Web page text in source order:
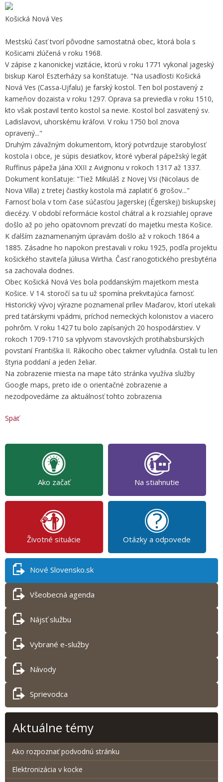
Košická Nová Ves
Mestskú časť tvorí pôvodne samostatná obec, ktorá bola s
Košicami zlúčená v roku 1968.
V zápise z kanonickej vizitácie, ktorú v roku 1771 vykonal jageský
biskup Karol Eszterházy sa konštatuje. "Na usadlosti Košická
Nová Ves (Cassa-Ujfalu) je farský kostol. Ten bol postavený z
kameňov dozaista v roku 1297. Oprava sa previedla v roku 1510,
kto však postavil tento kostol sa nevie. Kostol bol zasvätený sv.
Ladislavovi, uhorskému kráľovi. V roku 1750 bol znova
opravený..."
Druhým závažným dokumentom, ktorý potvrdzuje starobylosť
kostola i obce, je súpis desiatkov, ktoré vyberal pápežský legát
Ruffinus pápeža Jána XXII z Avignonu v rokoch 1317 až 1337.
Dokument konšatuje: "Tiež Mikuláš z Novej Vsi (Nicolaus de
Nova Villa) z tretej čiastky kostola má zaplatiť 6 grošov..."
Farnosť bola v tom čase súčasťou Jagerskej (Égerskej) biskupskej
diecézy. V období reformácie kostol chátral a k rozsiahlej oprave
došlo až po jeho opätovnom prevzatí do majetku mesta Košice.
K ďalším zaznamenaným úpravám došlo až v rokoch 1864 a
1885. Zásadne ho napokon prestavali v roku 1925, podľa projektu
košického staviteľa Júliusa Wirtha. Časť ranogotického presbytéria
sa zachovala dodnes.
Obec Košická Nová Ves bola poddanským majetkom mesta
Košice. V 14. storočí sa tu už spomína prekvitajúca farnosť.
Historický vývoj výrazne poznamenal prílev Maďarov, ktorí utekali
pred tatárskymi vpádmi, príchod nemeckých kolonistov a viacero
pohrôm. V roku 1427 tu bolo zapísaných 20 hospodárstiev. V
rokoch 1709-1710 sa vplyvom stavovských protihabsburských
povstaní Františka II. Rákociho obec takmer vyľudnila. Ostali tu len
štyria poddaní a jeden želiar.
Na zobrazenie miesta na mape táto stránka využíva služby
Google maps, preto ide o orientačné zobrazenie a
nezodpovedáme za aktuálnosť tohto zobrazenia
Späť
Ako začať Na stiahnutie
Životné situácie Otázky a odpovede
Nové Slovensko.sk
Všeobecná agenda
Nájsť službu
Vybrané e-služby
Návody
Sprievodca
Aktuálne témy
Ako rozpoznať podvodnú stránku
Elektronizácia v kocke